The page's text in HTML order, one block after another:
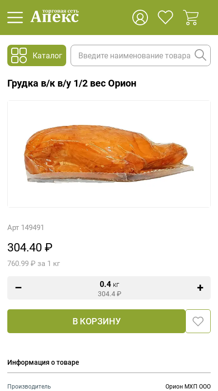
Каталог
Грудка в/к в/у 1/2 вес Орион
Арт 149491
304.40 ₽
760.99 ₽ за 1 кг
0.4 кг
304.4₽
В КОРЗИНУ
Информация о товаре
Производитель Орион МХП ООО